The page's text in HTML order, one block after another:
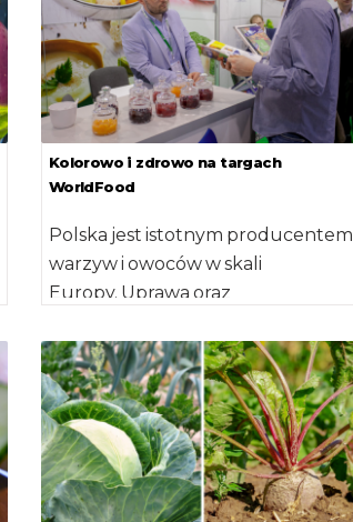
Kolorowo i zdrowo na targach
WorldFood
Polska jest istotnym producentem
warzyw i owoców w skali
Europy. Uprawa oraz
segmentem w branży rolno – […]